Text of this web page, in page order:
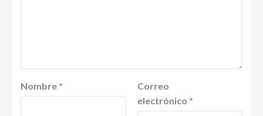
Nombre *
Correo
electrónico *